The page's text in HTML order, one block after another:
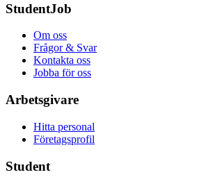
StudentJob
Om oss
Frågor & Svar
Kontakta oss
Jobba för oss
Arbetsgivare
Hitta personal
Företagsprofil
Student